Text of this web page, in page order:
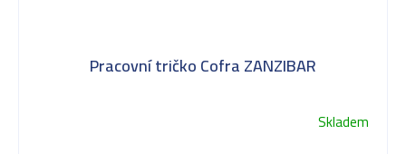
Pracovní tričko Cofra ZANZIBAR
Skladem